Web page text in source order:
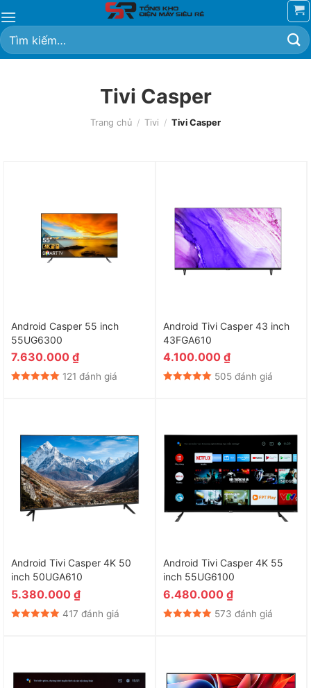
đến
nội
dung
Tìm
kiếm:
Tivi Casper
Trang chủ / Tivi / Tivi Casper
Android Casper 55 inch
55UG6300
7.630.000 ₫
121 đánh giá
Android Tivi Casper 43 inch
43FGA610
4.100.000 ₫
505 đánh giá
Android Tivi Casper 4K 50
inch 50UGA610
5.380.000 ₫
417 đánh giá
Android Tivi Casper 4K 55
inch 55UG6100
6.480.000 ₫
573 đánh giá